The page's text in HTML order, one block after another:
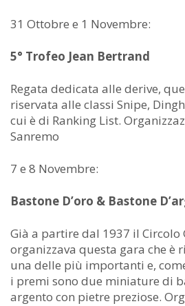
31 Ottobre e 1 Novembre:
5° Trofeo Jean Bertrand
Regata dedicata alle derive,
riservata alle classi Snipe,
cui è di Ranking List.
Sanremo
7 e 8 Novembre:
Bastone D’oro & Bastone
Già a partire dal 1937 il Circolo
organizzava questa gara che è
una delle più importanti e,
i premi sono due miniature di
argento con pietre preziose.